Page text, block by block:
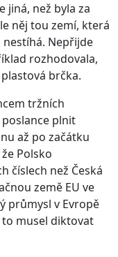
jiná, než byla za
něj tou zemí, která
nestíhá. Nepřijde
rozhodovala,
brčka.
tržních
plnit
až po začátku
Polsko
číslech než Česká
země EU ve
průmysl v Evropě
to musel diktovat